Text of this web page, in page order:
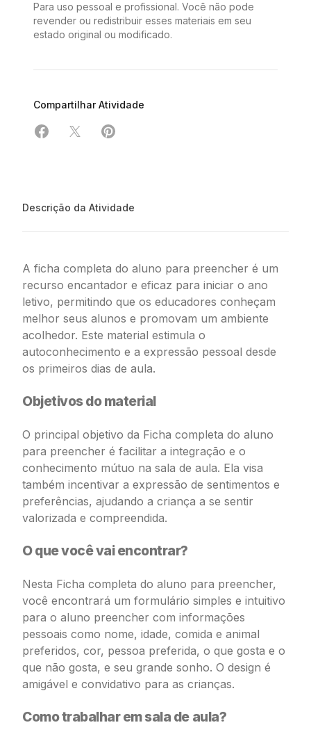
Para uso pessoal e profissional. Você não pode
revender ou redistribuir esses materiais em seu
estado original ou modificado.
Compartilhar Atividade
Compartilhar em Facebook
Compartilhar em X
Compartilhar em Pinterest
Descrição da Atividade
A ficha completa do aluno para preencher é um
recurso encantador e eficaz para iniciar o ano
letivo, permitindo que os educadores conheçam
melhor seus alunos e promovam um ambiente
acolhedor. Este material estimula o
autoconhecimento e a expressão pessoal desde
os primeiros dias de aula.
Objetivos do material
O principal objetivo da Ficha completa do aluno
para preencher é facilitar a integração e o
conhecimento mútuo na sala de aula. Ela visa
também incentivar a expressão de sentimentos e
preferências, ajudando a criança a se sentir
valorizada e compreendida.
O que você vai encontrar?
Nesta Ficha completa do aluno para preencher,
você encontrará um formulário simples e intuitivo
para o aluno preencher com informações
pessoais como nome, idade, comida e animal
preferidos, cor, pessoa preferida, o que gosta e o
que não gosta, e seu grande sonho. O design é
amigável e convidativo para as crianças.
Como trabalhar em sala de aula?